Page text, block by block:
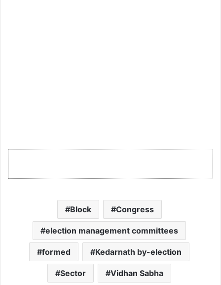
Block Congress
election management committees
formed Kedarnath by-election
Sector Vidhan Sabha